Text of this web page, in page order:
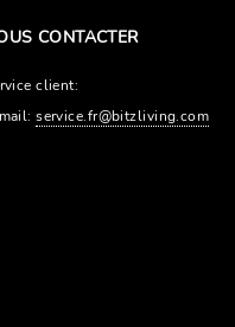
CONTACTER
client:
service.fr@bitzliving.com